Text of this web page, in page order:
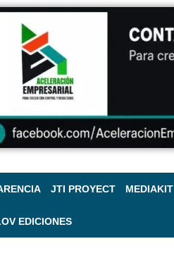
JTI PROYECT MEDIAKIT
EDICIONES